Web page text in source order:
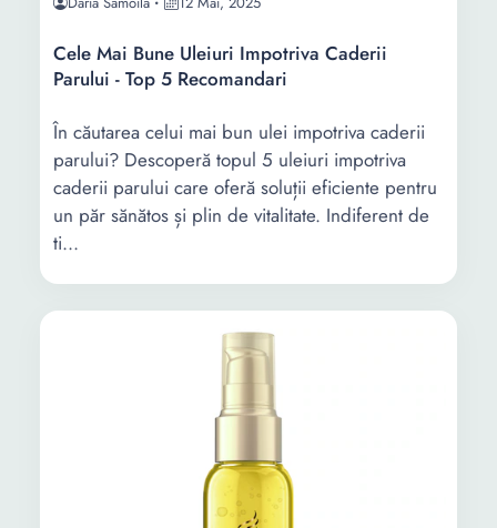
Cele Mai Bune Uleiuri Impotriva Caderii
Parului - Top 5 Recomandari
În căutarea celui mai bun ulei impotriva caderii
parului? Descoperă topul 5 uleiuri impotriva
caderii parului care oferă soluții eficiente pentru
un păr sănătos și plin de vitalitate. Indiferent de
ti...